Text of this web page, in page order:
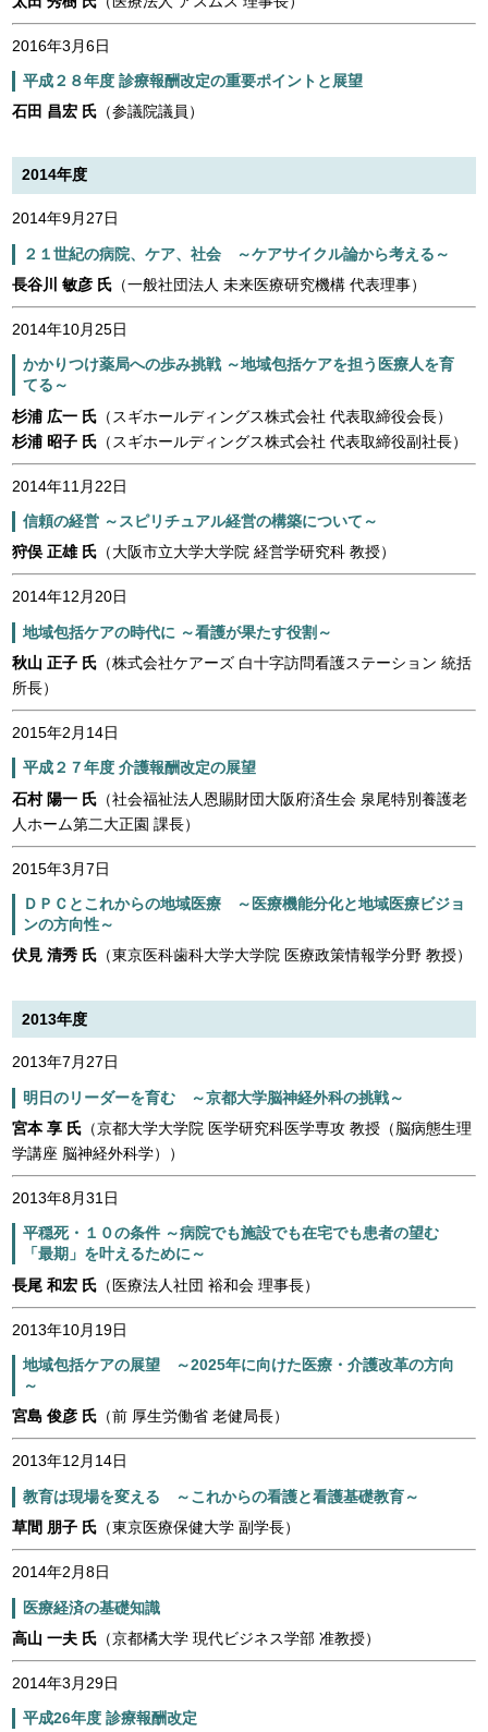
2016年3月6日
平成２８年度 診療報酬改定の重要ポイントと展望
石田 昌宏 氏 （参議院議員）
2014年度
2014年9月27日
２１世紀の病院、ケア、社会 ～ケアサイクル論から考える～
長谷川 敏彦 氏 （一般社団法人 未来医療研究機構 代表理事）
2014年10月25日
かかりつけ薬局への歩み挑戦 ～地域包括ケアを担う医療人を育
てる～
杉浦 広一 氏 （スギホールディングス株式会社 代表取締役会長）
杉浦 昭子 氏 （スギホールディングス株式会社 代表取締役副社長）
2014年11月22日
信頼の経営 ～スピリチュアル経営の構築について～
狩俣 正雄 氏 （大阪市立大学大学院 経営学研究科 教授）
2014年12月20日
地域包括ケアの時代に ～看護が果たす役割～
秋山 正子 氏 （株式会社ケアーズ 白十字訪問看護ステーション 統括
所長）
2015年2月14日
平成２７年度 介護報酬改定の展望
石村 陽一 氏 （社会福祉法人恩賜財団大阪府済生会 泉尾特別養護老
人ホーム第二大正園 課長）
2015年3月7日
ＤＰＣとこれからの地域医療 ～医療機能分化と地域医療ビジョ
ンの方向性～
伏見 清秀 氏 （東京医科歯科大学大学院 医療政策情報学分野 教授）
2013年度
2013年7月27日
明日のリーダーを育む ～京都大学脳神経外科の挑戦～
宮本 享 氏 （京都大学大学院 医学研究科医学専攻 教授（脳病態生理
学講座 脳神経外科学））
2013年8月31日
平穏死・１０の条件 ～病院でも施設でも在宅でも患者の望む
「最期」を叶えるために～
長尾 和宏 氏 （医療法人社団 裕和会 理事長）
2013年10月19日
地域包括ケアの展望 ～2025年に向けた医療・介護改革の方向
～
宮島 俊彦 氏 （前 厚生労働省 老健局長）
2013年12月14日
教育は現場を変える ～これからの看護と看護基礎教育～
草間 朋子 氏 （東京医療保健大学 副学長）
2014年2月8日
医療経済の基礎知識
高山 一夫 氏 （京都橘大学 現代ビジネス学部 准教授）
2014年3月29日
平成26年度 診療報酬改定